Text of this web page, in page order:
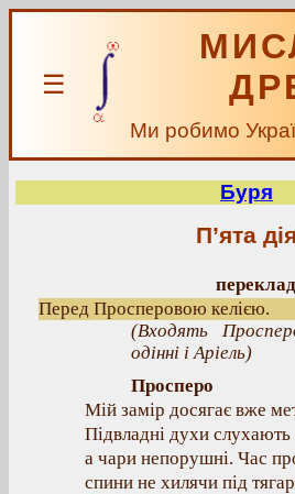
☰
Ми робимо
Буря
П’ята дія
Перед Просперовою келією.
(Входять
одінні і Аріель)
Просперо
Мій замір досягає вже
Підвладні духи
а чари непорушні. Час
спини не хилячи під